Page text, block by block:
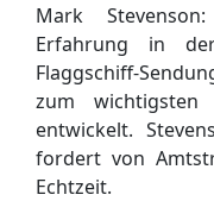
Mark
Erfahrung in
Flaggschiff-
zum wichtigsten
entwickelt.
fordert von
Echtzeit.